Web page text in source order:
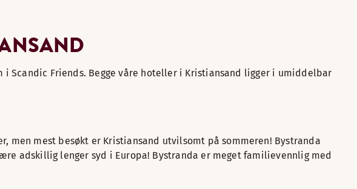
Scandic Friends. Begge våre hoteller i Kristiansand ligger i umiddelbar
men mest besøkt er Kristiansand utvilsomt på sommeren! Bystranda
adskillig lenger syd i Europa! Bystranda er meget familievennlig med